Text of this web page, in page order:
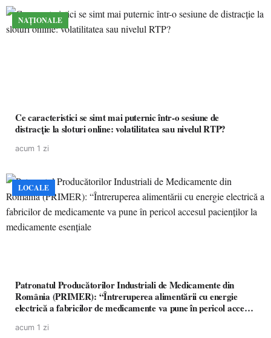
NAȚIONALE
Ce caracteristici se simt mai puternic într-o sesiune de
distracție la sloturi online: volatilitatea sau nivelul RTP?
acum 1 zi
LOCALE
Patronatul Producătorilor Industriali de Medicamente din
România (PRIMER): “Întreruperea alimentării cu energie
electrică a fabricilor de medicamente va pune în pericol accesul
acum 1 zi